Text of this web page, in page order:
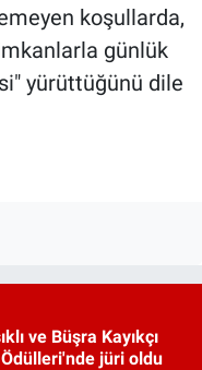
koşullarda,
günlük
yürüttüğünü dile
ve Büşra Kayıkçı
jüri oldu